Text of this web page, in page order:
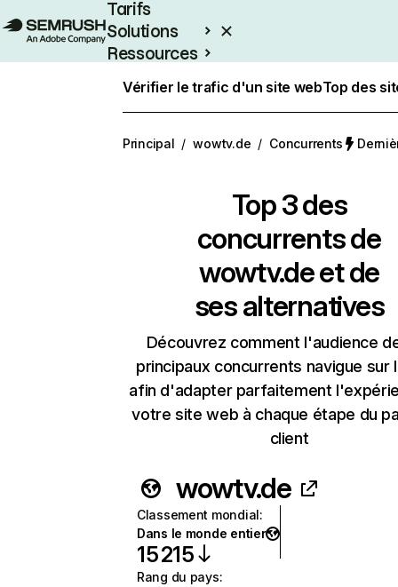
Tarifs
Solutions
Ressources
Vérifier le trafic d'un site webTop des
Principal / wowtv.de / Concurrents
Top 3 des
concurrents de
wowtv.de et de
ses alternatives
Découvrez comment l'audience
principaux concurrents navigue sur
afin d'adapter parfaitement
votre site web à chaque étape du
client
wowtv.de
Classement mondial:
Dans le monde entier
15 215
Rang du pays: